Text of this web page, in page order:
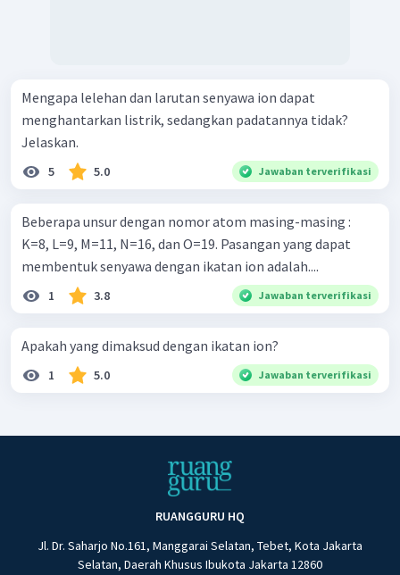
Mengapa lelehan dan larutan senyawa ion dapat
menghantarkan listrik, sedangkan padatannya tidak?
Jelaskan. ​
5 5.0 Jawaban terverifikasi
Beberapa unsur dengan nomor atom masing-masing :
K=8, L=9, M=11, N=16, dan O=19. Pasangan yang dapat
membentuk senyawa dengan ikatan ion adalah....
1 3.8 Jawaban terverifikasi
Apakah yang dimaksud dengan ikatan ion?
1 5.0 Jawaban terverifikasi
RUANGGURU HQ
Jl. Dr. Saharjo No.161, Manggarai Selatan, Tebet, Kota Jakarta
Selatan, Daerah Khusus Ibukota Jakarta 12860